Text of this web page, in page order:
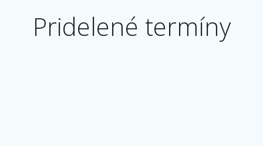
Pridelené termíny